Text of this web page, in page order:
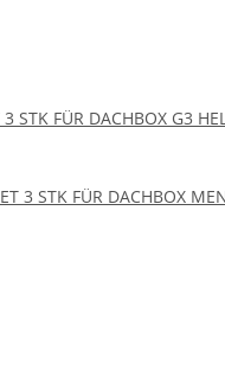
3 STK FÜR DACHBOX G3